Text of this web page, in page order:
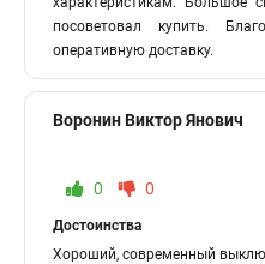
посоветовал купить.
оперативную доставку.
Воронин Виктор Янович
0 0
Достоинства
Хороший, современный